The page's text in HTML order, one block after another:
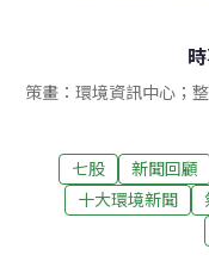
策畫：環境資訊中心；
七股 新聞回顧
十大環境新聞